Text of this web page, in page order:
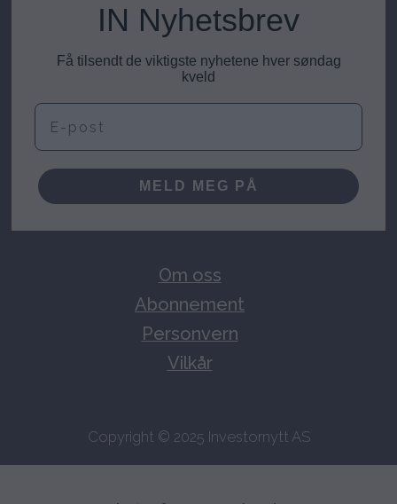
IN Nyhetsbrev
Få tilsendt de viktigste nyhetene hver søndag
kveld
E-post
MELD MEG PÅ
Om oss
Abonnement
Personvern
Vilkår
Copyright © 2025 Investornytt AS